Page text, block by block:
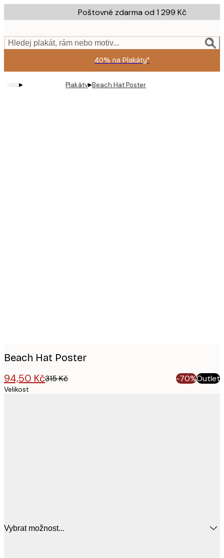
to
content.
Poštovné zdarma od 1 299 Kč
Hledej plakát, rám nebo motiv...
40% na Plakáty*
▸ Plakáty▸Beach Hat Poster
Beach Hat Poster
94,50 Kč315 Kč -70%Outlet
Velikost
Vybrat možnost...